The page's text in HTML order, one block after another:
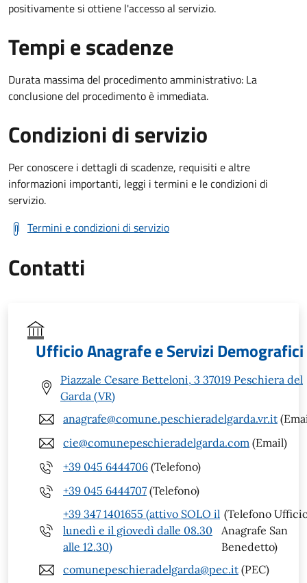
positivamente si ottiene l'accesso al servizio.
Tempi e scadenze
Durata massima del procedimento amministrativo: La
conclusione del procedimento è immediata.
Condizioni di servizio
Per conoscere i dettagli di scadenze, requisiti e altre
informazioni importanti, leggi i termini e le condizioni di
servizio.
Termini e condizioni di servizio
Contatti
Ufficio Anagrafe e Servizi Demografici
Piazzale Cesare Betteloni, 3 37019 Peschiera del
Garda (VR)
anagrafe@comune.peschieradelgarda.vr.it
cie@comunepeschieradelgarda.com (Email)
+39 045 6444706 (Telefono)
+39 045 6444707 (Telefono)
+39 347 1401655 (attivo SOLO il
lunedì e il giovedì dalle 08.30
alle 12.30)
(Telefono
Anagrafe San
Benedetto)
comunepeschieradelgarda@pec.it (PEC)